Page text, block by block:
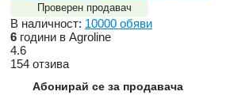
Проверен продавач
В наличност: 10000 обяви
6 години в Agroline
4.6
154 отзива
Абонирай се за продавача